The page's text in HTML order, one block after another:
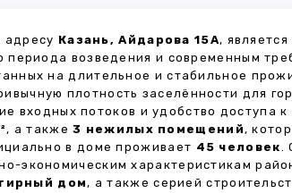
адресу Казань, Айдарова 15А,
возведения и современным
на длительное и стабильное
плотность заселённости для
входных потоков и удобство доступа
, а также3 нежилых помещений,
в доме проживает 45 человек.
экономическим характеристикам
дом, а также серией